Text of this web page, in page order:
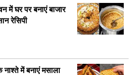
में घर पर बनाएं बाजार
रेसिपी
में बनाएं मसाला